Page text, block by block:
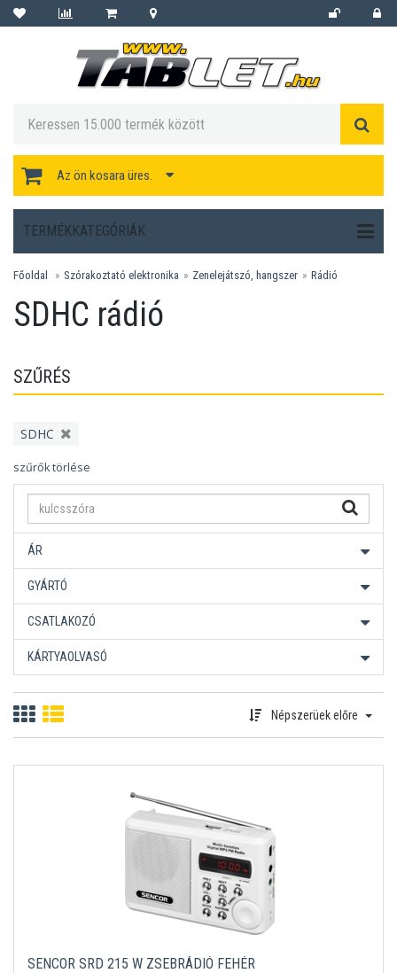
Az ön kosara üres.
TERMÉKKATEGÓRIÁK
Főoldal Szórakoztató elektronika Zenelejátszó, hangszer Rádió
SDHC rádió
SZŰRÉS
SDHC
szűrők törlése
ÁR
GYÁRTÓ
CSATLAKOZÓ
KÁRTYAOLVASÓ
Népszerüek előre
SENCOR SRD 215 W ZSEBRÁDIÓ FEHÉR